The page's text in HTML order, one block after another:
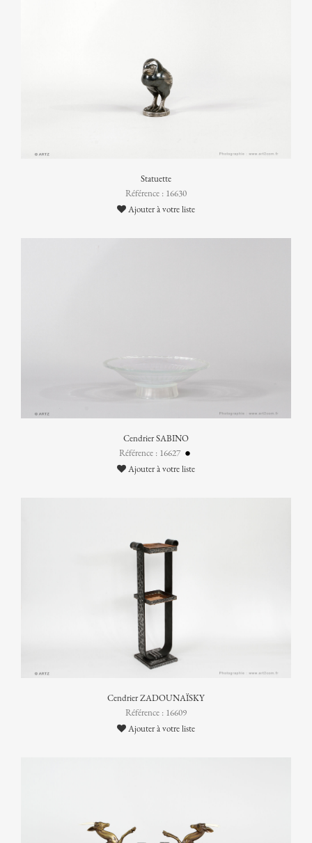
Statuette
Référence : 16630
Ajouter à votre liste
Cendrier SABINO
Référence : 16627
Ajouter à votre liste
Cendrier ZADOUNAÏSKY
Référence : 16609
Ajouter à votre liste